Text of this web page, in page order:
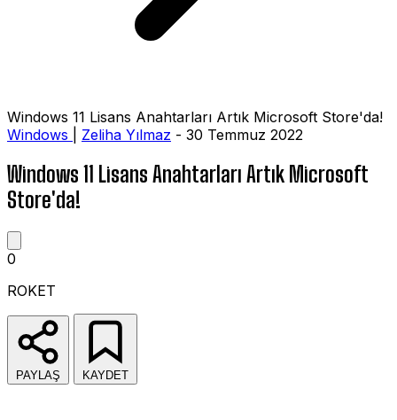
Windows 11 Lisans Anahtarları Artık Microsoft Store'da!
Windows
Zeliha Yılmaz - 30 Temmuz 2022
Windows 11 Lisans Anahtarları Artık Microsoft
Store'da!
0
ROKET
PAYLAŞ KAYDET